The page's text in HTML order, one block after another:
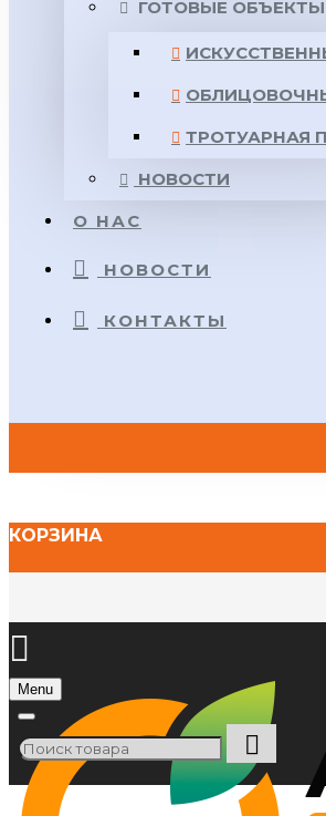
ГОТОВЫЕ ОБЪЕКТЫ
ТРОТУАРНАЯ
НОВОСТИ
О НАС
НОВОСТИ
КОНТАКТЫ
КОРЗИНА
Menu